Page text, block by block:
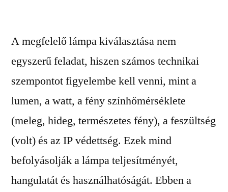
A megfelelő lámpa kiválasztása nem
egyszerű feladat, hiszen számos technikai
szempontot figyelembe kell venni, mint a
lumen, a watt, a fény színhőmérséklete
(meleg, hideg, természetes fény), a feszültség
(volt) és az IP védettség. Ezek mind
befolyásolják a lámpa teljesítményét,
hangulatát és használhatóságát. Ebben a